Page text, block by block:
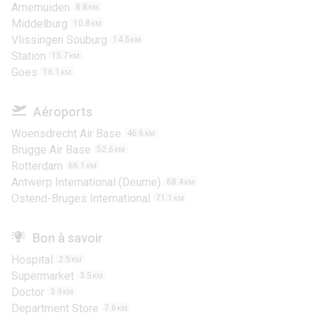
Arnemuiden 8.8 KM
Middelburg 10.8 KM
Vlissingen Souburg 14.5 KM
Station 15.7 KM
Goes 16.1 KM
Aéroports
Woensdrecht Air Base 46.6 KM
Brugge Air Base 52.6 KM
Rotterdam 66.1 KM
Antwerp International (Deurne) 68.4 KM
Ostend-Bruges International 71.1 KM
Bon à savoir
Hospital 2.5 KM
Supermarket 3.5 KM
Doctor 3.9 KM
Department Store 7.6 KM